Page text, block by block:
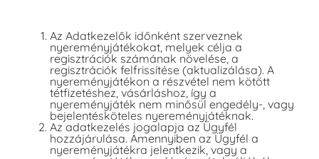
Az Adatkezelők időnként szerveznek
nyereményjátékokat, melyek célja a
regisztrációk számának növelése, a
regisztrációk felfrissítése (aktualizálása). A
nyereményjátékon a részvétel nem kötött
tétfizetéshez, vásárláshoz, így a
nyereményjáték nem minősül engedély-, vagy
bejelentésköteles nyereményjátéknak.
Az adatkezelés jogalapja az Ügyfél
hozzájárulása. Amennyiben az Ügyfél a
nyereményjátékra jelentkezik, vagy a